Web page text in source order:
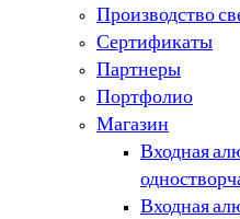
Производство
Сертификаты
Партнеры
Портфолио
Магазин
Входная
Входная